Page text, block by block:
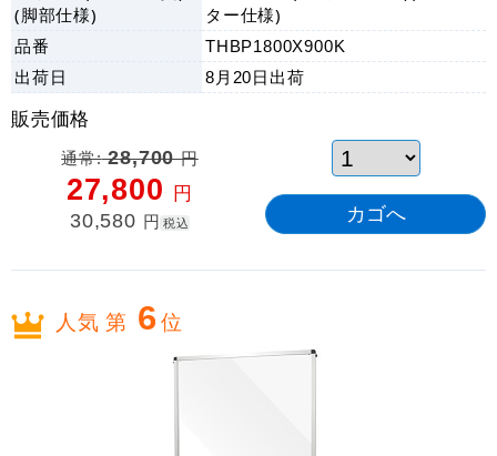
(脚部仕様)
ター仕様)
品番
THBP1800X900K
出荷日 8月20日 出荷
販売価格
通常:28,700円
27,800 円
30,580 円 税込
人気 第 6位